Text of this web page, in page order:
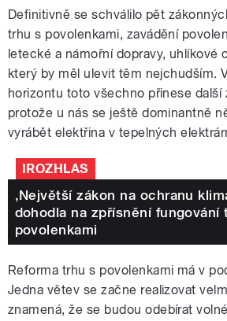
Definitivně se schválilo pět
trhu s povolenkami, zavádění
letecké a námořní dopravy, uhlíkové
který by měl ulevit těm nejchudším.
horizontu toto všechno přinese další
protože u nás se ještě dominantně
vyrábět elektřina v tepelných
IROZHLAS
‚Největší zákon na ochranu
dohodla na zpřísnění fungování
povolenkami
Reforma trhu s povolenkami má v
Jedna větev se začne realizovat
znamená, že se budou odebírat